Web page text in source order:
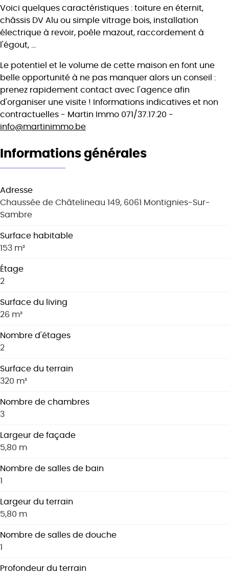
Voici quelques caractéristiques : toiture en éternit,
châssis DV Alu ou simple vitrage bois, installation
électrique à revoir, poêle mazout, raccordement à
l'égout, ...
Le potentiel et le volume de cette maison en font une
belle opportunité à ne pas manquer alors un conseil :
prenez rapidement contact avec l'agence afin
d'organiser une visite ! Informations indicatives et non
contractuelles - Martin Immo 071/37.17.20 -
info@martinimmo.be
Informations générales
Adresse
Chaussée de Châtelineau 149, 6061 Montignies-Sur-
Sambre
Surface habitable
153 m²
Étage
2
Surface du living
26 m²
Nombre d'étages
2
Surface du terrain
320 m²
Nombre de chambres
3
Largeur de façade
5,80 m
Nombre de salles de bain
1
Largeur du terrain
5,80 m
Nombre de salles de douche
1
Profondeur du terrain